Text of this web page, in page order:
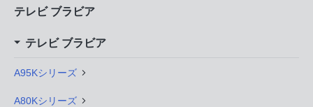
テレビ ブラビア
テレビ ブラビア
A95Kシリーズ
A80Kシリーズ